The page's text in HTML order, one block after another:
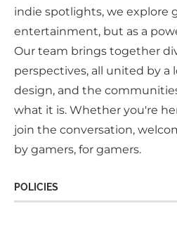
indie spotlights, we explore
entertainment, but as a
Our team brings together
perspectives, all united by a
design, and the
what it is. Whether you're
join the conversation,
by gamers, for gamers.
POLICIES